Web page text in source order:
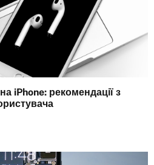
iPhone: рекомендації з